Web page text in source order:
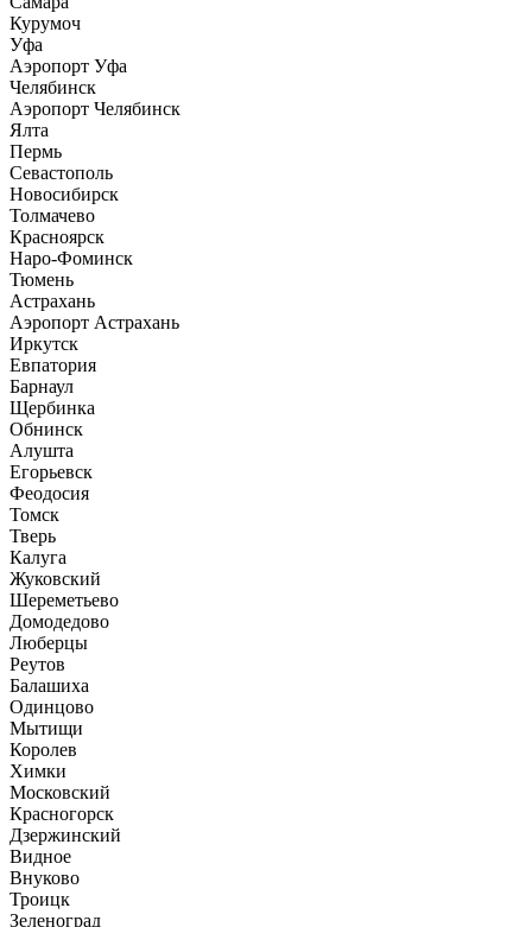
Курумоч
Уфа
Аэропорт Уфа
Челябинск
Аэропорт Челябинск
Ялта
Пермь
Севастополь
Новосибирск
Толмачево
Красноярск
Наро-Фоминск
Тюмень
Астрахань
Аэропорт Астрахань
Иркутск
Евпатория
Барнаул
Щербинка
Обнинск
Алушта
Егорьевск
Феодосия
Томск
Тверь
Калуга
Жуковский
Шереметьево
Домодедово
Люберцы
Реутов
Балашиха
Одинцово
Мытищи
Королев
Химки
Московский
Красногорск
Дзержинский
Видное
Внуково
Троицк
Зеленоград